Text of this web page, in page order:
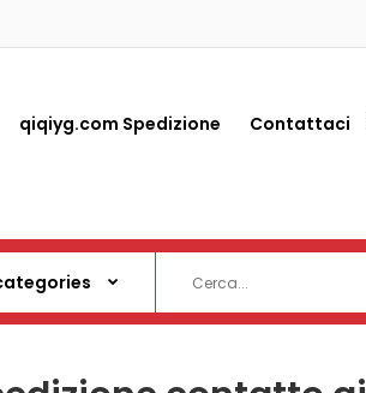
qiqiyg.com Spedizione Contattaci